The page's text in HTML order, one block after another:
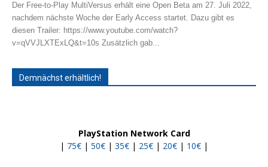
Der Free-to-Play MultiVersus erhält eine Open Beta am 27. Juli 2022,
nachdem nächste Woche der Early Access startet. Dazu gibt es
diesen Trailer: https://www.youtube.com/watch?
v=qVVJLXTExLQ&t=10s Zusätzlich gab...
Demnächst erhältlich!
PlayStation Network Card
| 75€ | 50€ | 35€ | 25€ | 20€ | 10€ |